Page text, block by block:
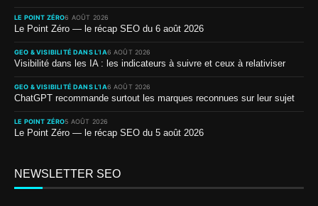
LE POINT ZÉRO6 AOÛT 2026
Le Point Zéro — le récap SEO du 6 août 2026
GEO & VISIBILITÉ DANS L’IA6 AOÛT 2026
Visibilité dans les IA : les indicateurs à suivre et ceux à relativiser
GEO & VISIBILITÉ DANS L’IA6 AOÛT 2026
ChatGPT recommande surtout les marques reconnues sur leur sujet
LE POINT ZÉRO5 AOÛT 2026
Le Point Zéro — le récap SEO du 5 août 2026
NEWSLETTER SEO